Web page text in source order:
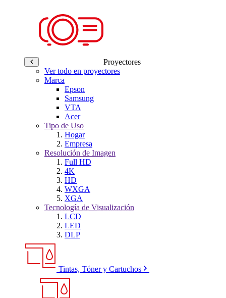
Proyectores
Ver todo en proyectores
Marca
Epson
Samsung
VTA
Acer
Tipo de Uso
Hogar
Empresa
Resolución de Imagen
Full HD
4K
HD
WXGA
XGA
Tecnología de Visualización
LCD
LED
DLP
Tintas, Tóner y Cartuchos